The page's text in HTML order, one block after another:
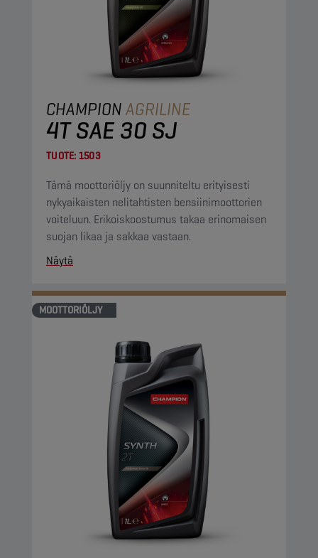
CHAMPIONAGRILINE
4T SAE 30 SJ
TUOTE: 1503
Tämä moottoriöljy on suunniteltu erityisesti
nykyaikaisten nelitahtisten bensiinimoottorien
voiteluun. Erikoiskoostumus takaa erinomaisen
suojan likaa ja sakkaa vastaan.
Näytä
MOOTTORIÖLJY